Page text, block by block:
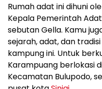
Rumah adat ini dihuni
Kepala Pemerintah
sebutan Gella. Kamu
sejarah, adat, dan
kampung ini. Untuk
Karampuang berlokasi
Kecamatan Bulupodo,